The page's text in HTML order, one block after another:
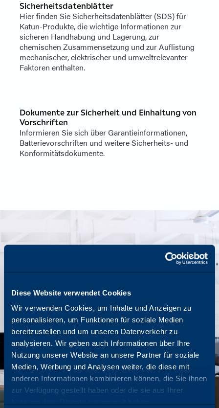
Diese Website verwendet Cookies
Wir verwenden Cookies, um Inhalte und Anzeigen zu
personalisieren, um Funktionen für soziale Medien
bereitzustellen und um unseren Datenverkehr zu
analysieren. Wir geben auch Informationen über Ihre
Nutzung unserer Website an unsere Partner für soziale
Medien, Werbung und Analysen weiter, die diese mit
anderen Informationen kombinieren können, die Sie ihnen
zur Verfügung gestellt haben oder die sie aus Ihrer
Sicherheitsdatenblätter
Hier finden Sie Sicherheitsdatenblätter (SDS) für
Katun-Produkte, die wichtige Informationen zur
sicheren Handhabung und Lagerung, zur
chemischen Zusammensetzung und zur Auflistung
mechanischer, elektrischer und umweltrelevanter
Faktoren enthalten.
Dokumente zur Sicherheit und Einhaltung von
Vorschriften
Informieren Sie sich über Garantieinformationen,
Batterievorschriften und weitere Sicherheits- und
Konformitätsdokumente.